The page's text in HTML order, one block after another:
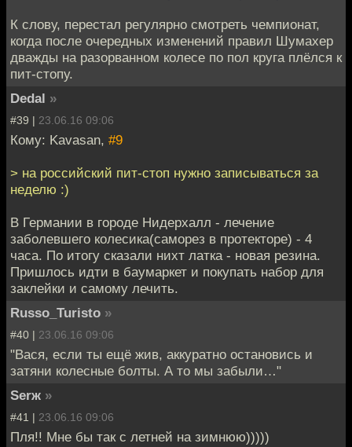
К слову, перестал регулярно смотреть чемпионат,
когда после очередных изменений правил Шумахер
дважды на разорванном колесе по пол круга плёлся к
пит-стопу.
Dedal »
#39 | 23.06.16 09:06
Кому: Kavasan, #9
> на российский пит-стоп нужно записываться за
неделю :)
В Германии в городе Нидерхалл - лечение
заболевшего колесика(саморез в протекторе) - 4
часа. По итогу сказали нихт латка - новая резина.
Пришлось идти в баумаркет и покупать набор для
заклейки и самому лечить.
Russo_Turisto »
#40 | 23.06.16 09:06
"Вася, если ты ещё жив, аккуратно остановись и
затяни колесные болты. А то мы забыли…"
Serж »
#41 | 23.06.16 09:06
Пля!! Мне бы так с летней на зимнюю)))))